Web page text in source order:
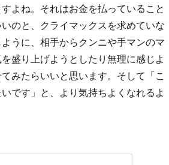
よね。それはお金を払っていること
のと、クライマックスを求めていな
うに、相手からクンニや手マンのマ
盛り上げようとしたり無理に感じよ
みたらいいと思います。そして「こ
です」と、より気持ちよくなれるよ